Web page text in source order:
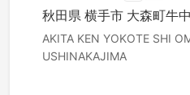
秋田県 横手市 大森町牛
AKITA KEN YOKOTE SHI
USHINAKAJIMA